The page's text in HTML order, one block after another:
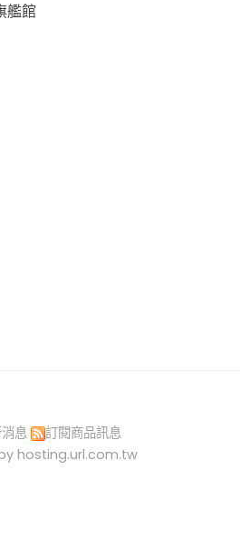
艦館
息
訂閱商品訊息
hosting.url.com.tw